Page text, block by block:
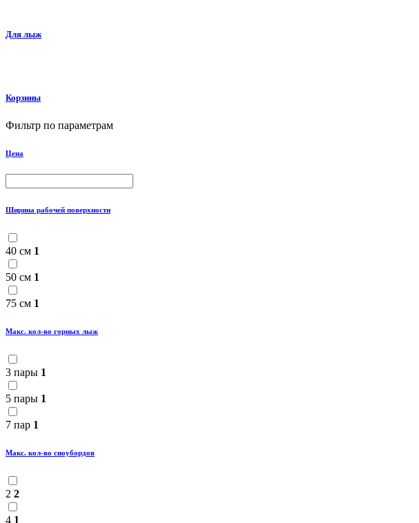
Для лыж
Корзины
Фильтр по параметрам
Цена
Ширина рабочей поверхности
40 см 1
50 см 1
75 см 1
Макс. кол-во горных лыж
3 пары 1
5 пары 1
7 пар 1
Макс. кол-во сноубордов
2 2
4 1